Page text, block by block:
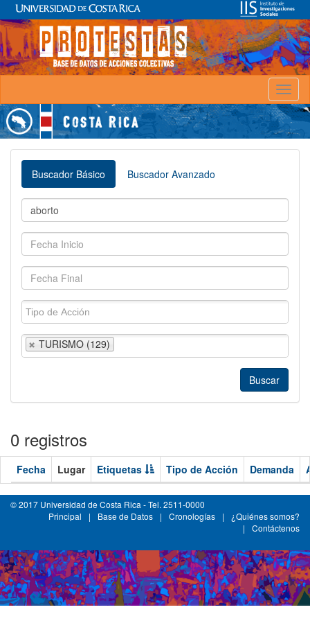
Buscador Básico Buscador Avanzado
TURISMO (129)
0 registros
Fecha Lugar Etiquetas Tipo de Acción Demanda
© 2017 Universidad de Costa Rica - Tel. 2511-0000
Principal
| Base de Datos | Cronologías |
¿Quiénes somos?
|
Contáctenos